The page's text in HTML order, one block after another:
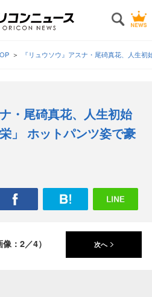
『リュウソウ』アスナ・尾碕真花、人生
・尾碕真花、人生初始
」 ホットパンツ姿で豪
像：2／4） 次へ